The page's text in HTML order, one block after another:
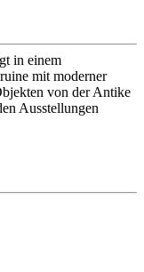
in einem
mit moderner
von der Antike
Ausstellungen